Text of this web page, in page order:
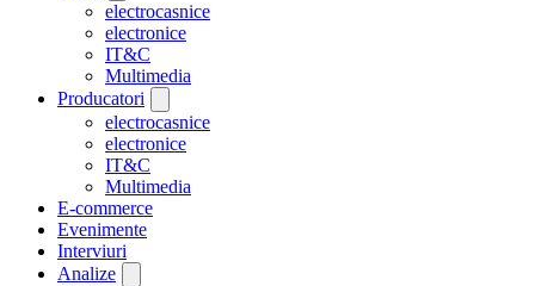
electrocasnice
electronice
IT&C
Multimedia
Producatori
electrocasnice
electronice
IT&C
Multimedia
E-commerce
Evenimente
Interviuri
Analize